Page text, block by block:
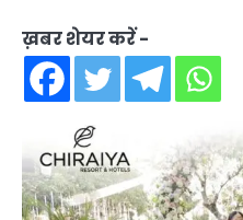
ख़बर शेयर करें -